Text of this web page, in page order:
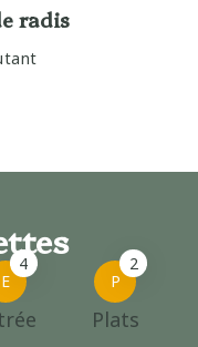
radis
E
4
P
2
Plats